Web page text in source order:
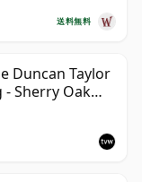
送料無料
Duncan Taylor
Sherry Oak